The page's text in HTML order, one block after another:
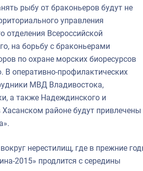
рыбу от браконьеров будут не
управления
отделения Всероссийской
на борьбу с браконьерами
по охране морских биоресурсов
оперативно-профилактических
МВД Владивостока,
а также Надеждинского и
районе будут привлечены
нерестилищ, где в прежние
2015» продлится с середины